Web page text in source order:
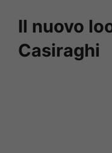
Il nuovo
Casiraghi